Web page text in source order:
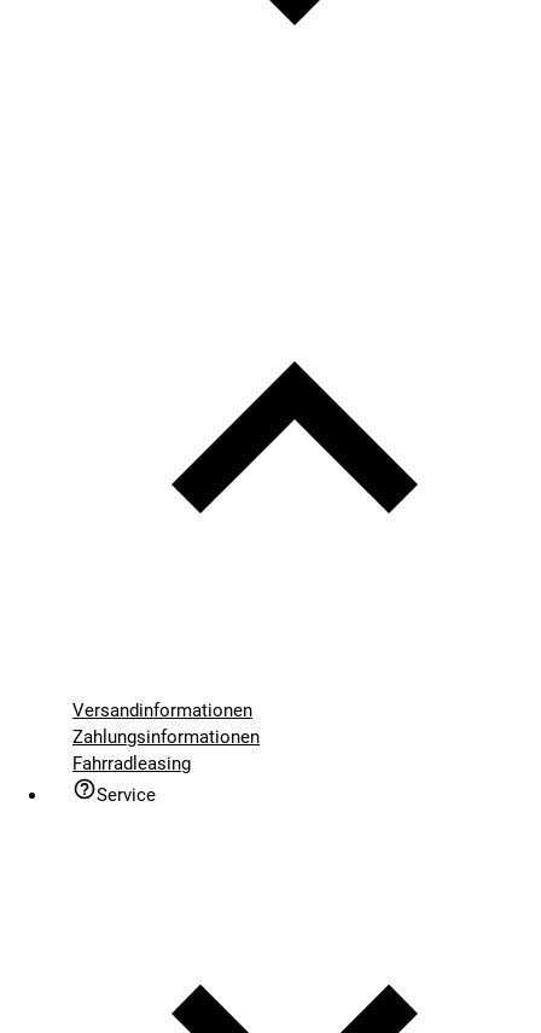
Versandinformationen
Zahlungsinformationen
Fahrradleasing
Service